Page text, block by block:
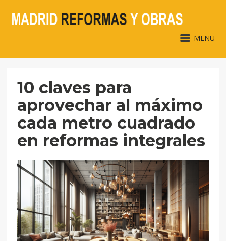
MENU
10 claves para
aprovechar al máximo
cada metro cuadrado
en reformas integrales